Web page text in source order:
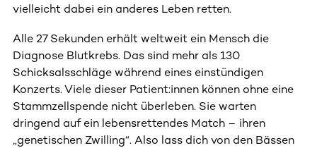
vielleicht dabei ein anderes Leben retten.
Alle 27 Sekunden erhält weltweit ein Mensch die
Diagnose Blutkrebs. Das sind mehr als 130
Schicksalsschläge während eines einstündigen
Konzerts. Viele dieser Patient:innen können ohne eine
Stammzellspende nicht überleben. Sie warten
dringend auf ein lebensrettendes Match – ihren
„genetischen Zwilling“. Also lass dich von den Bässen